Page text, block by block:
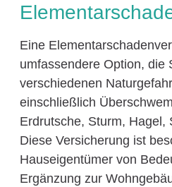
Eine
umfassendere Option, die
verschiedenen
einschließlich
Erdrutsche, Sturm, Hagel,
Diese Versicherung ist
Hauseigentümer von
Ergänzung zur